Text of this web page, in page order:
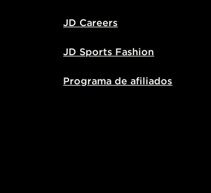
JD Careers
JD Sports Fashion
Programa de afiliados